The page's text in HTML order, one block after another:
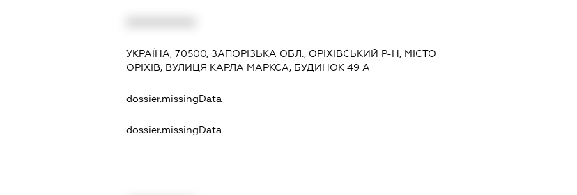
УКРАЇНА, 70500, ЗАПОРІЗЬКА ОБЛ., ОРІХІВСЬКИЙ Р-Н, МІСТО
ОРІХІВ, ВУЛИЦЯ КАРЛА МАРКСА, БУДИНОК 49 А
dossier.missingData
dossier.missingData